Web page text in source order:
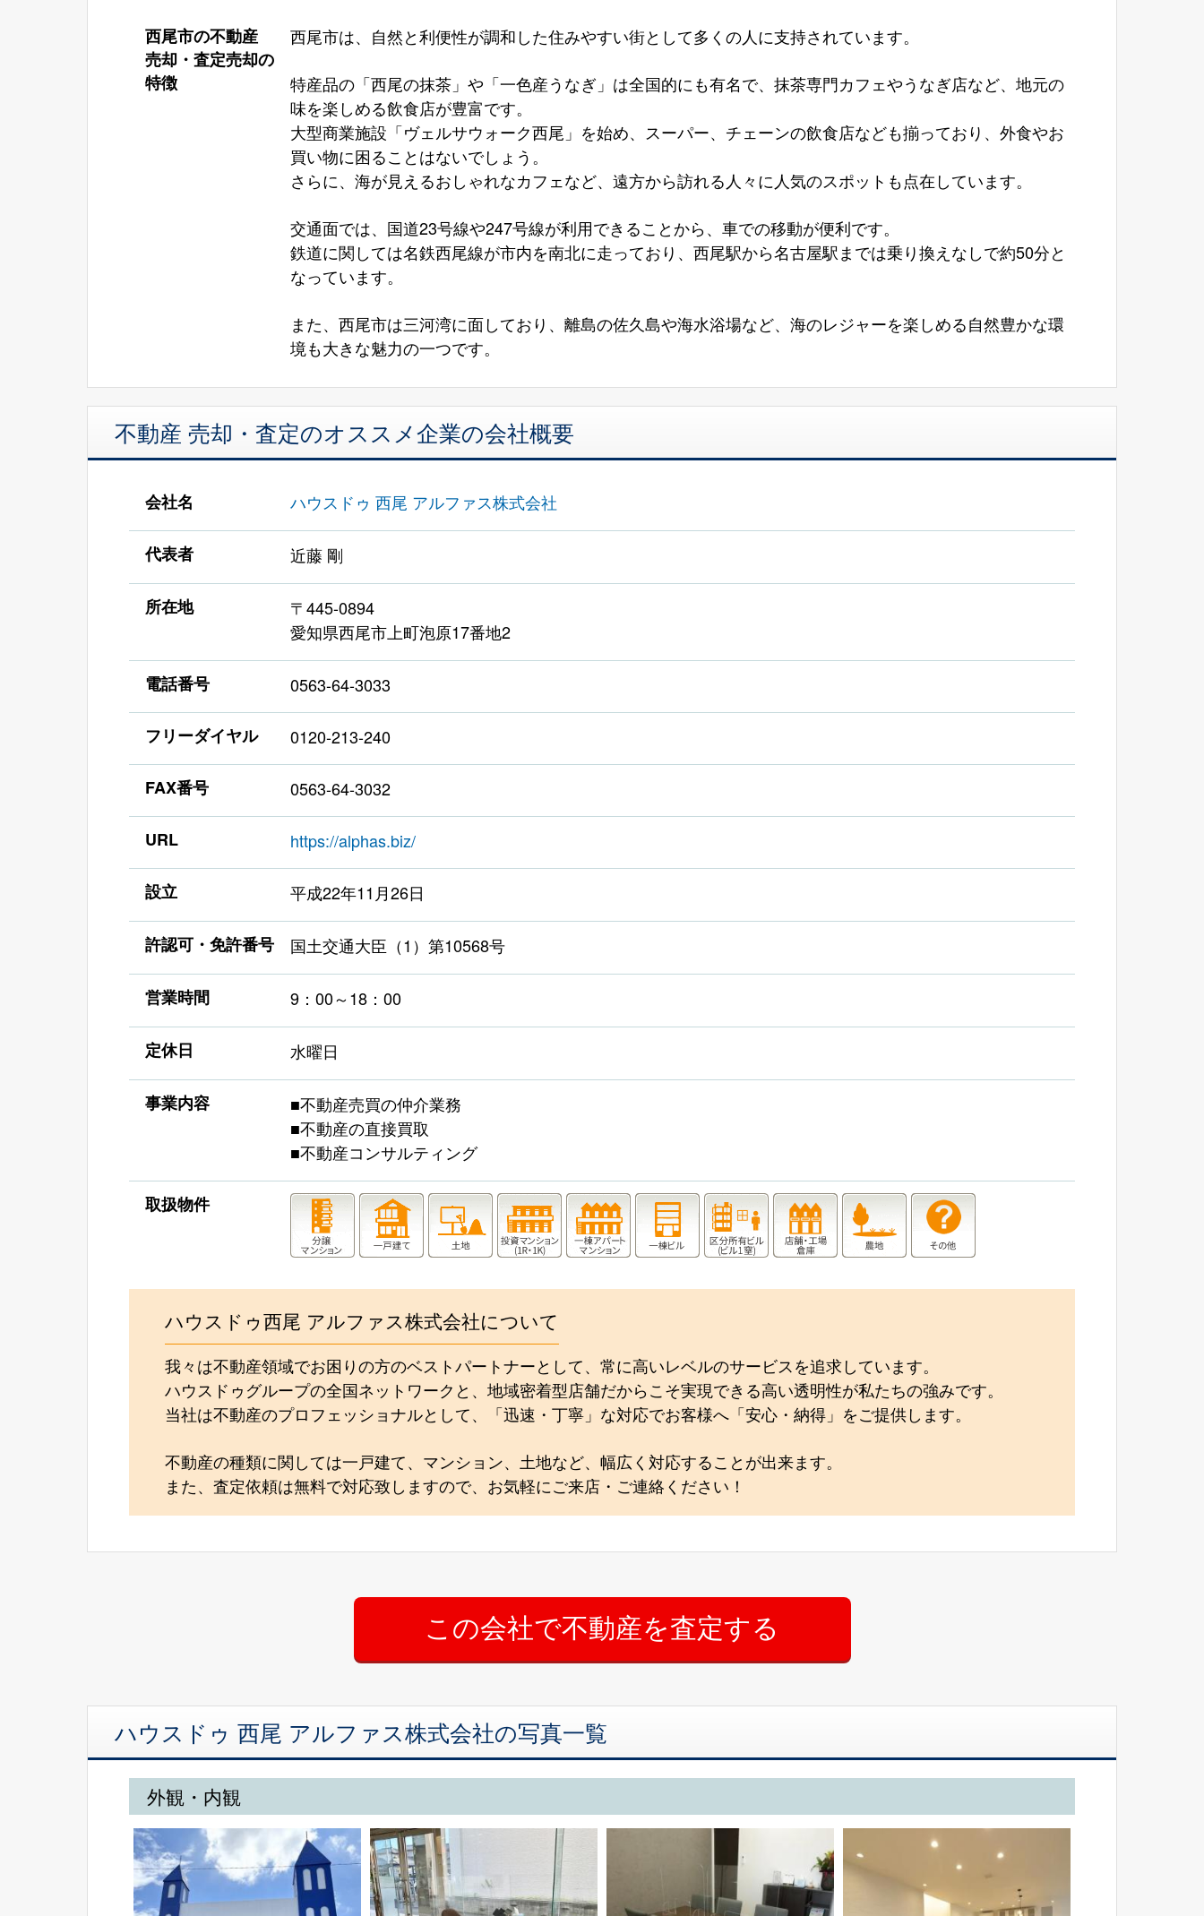
西尾市の不動産
売却・査定売却の
特徴
西尾市は、自然と利便性が調和した住みやすい街として多くの人に支持されています。
特産品の「西尾の抹茶」や「一色産うなぎ」は全国的にも有名で、抹茶専門カフェやうなぎ店など、地元の
味を楽しめる飲食店が豊富です。
大型商業施設「ヴェルサウォーク西尾」を始め、スーパー、チェーンの飲食店なども揃っており、外食やお
買い物に困ることはないでしょう。
さらに、海が見えるおしゃれなカフェなど、遠方から訪れる人々に人気のスポットも点在しています。
交通面では、国道23号線や247号線が利用できることから、車での移動が便利です。
鉄道に関しては名鉄西尾線が市内を南北に走っており、西尾駅から名古屋駅までは乗り換えなしで約50分と
なっています。
また、西尾市は三河湾に面しており、離島の佐久島や海水浴場など、海のレジャーを楽しめる自然豊かな環
境も大きな魅力の一つです。
不動産 売却・査定のオススメ企業の会社概要
会社名 ハウスドゥ 西尾 アルファス株式会社
代表者 近藤 剛
所在地
〒445-0894
愛知県西尾市上町泡原17番地2
電話番号 0563-64-3033
フリーダイヤル 0120-213-240
FAX番号 0563-64-3032
URL https://alphas.biz/
設立 平成22年11月26日
許認可・免許番号 国土交通大臣（1）第10568号
営業時間 9：00～18：00
定休日 水曜日
事業内容
■不動産売買の仲介業務
■不動産の直接買取
■不動産コンサルティング
取扱物件
ハウスドゥ西尾 アルファス株式会社について
我々は不動産領域でお困りの方のベストパートナーとして、常に高いレベルのサービスを追求しています。
ハウスドゥグループの全国ネットワークと、地域密着型店舗だからこそ実現できる高い透明性が私たちの強みです。
当社は不動産のプロフェッショナルとして、「迅速・丁寧」な対応でお客様へ「安心・納得」をご提供します。
不動産の種類に関しては一戸建て、マンション、土地など、幅広く対応することが出来ます。
また、査定依頼は無料で対応致しますので、お気軽にご来店・ご連絡ください！
ハウスドゥ 西尾 アルファス株式会社の写真一覧
外観・内観